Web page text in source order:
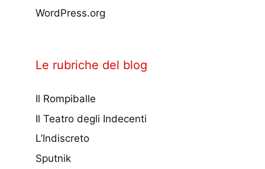
WordPress.org
Le rubriche del blog
Il Rompiballe
Il Teatro degli Indecenti
L’Indiscreto
Sputnik